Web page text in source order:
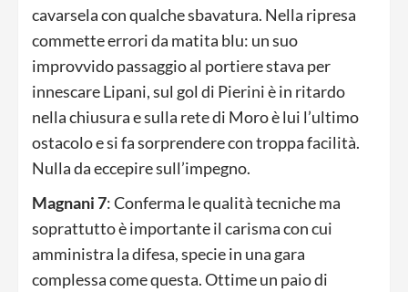
cavarsela con qualche sbavatura. Nella ripresa
commette errori da matita blu: un suo
improvvido passaggio al portiere stava per
innescare Lipani, sul gol di Pierini è in ritardo
nella chiusura e sulla rete di Moro è lui l’ultimo
ostacolo e si fa sorprendere con troppa facilità.
Nulla da eccepire sull’impegno.
Magnani 7: Conferma le qualità tecniche ma
soprattutto è importante il carisma con cui
amministra la difesa, specie in una gara
complessa come questa. Ottime un paio di